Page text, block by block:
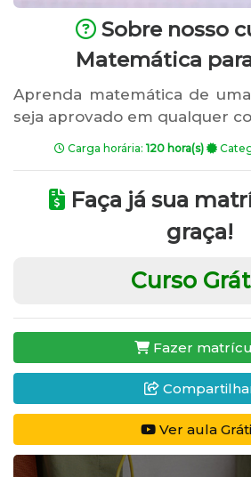
Sobre nosso
Matemática
Aprenda matemática de
seja aprovado em qualquer
Carga horária: 120 hora(s)
Faça já sua
graça!
Curso
Fazer
Ver aula